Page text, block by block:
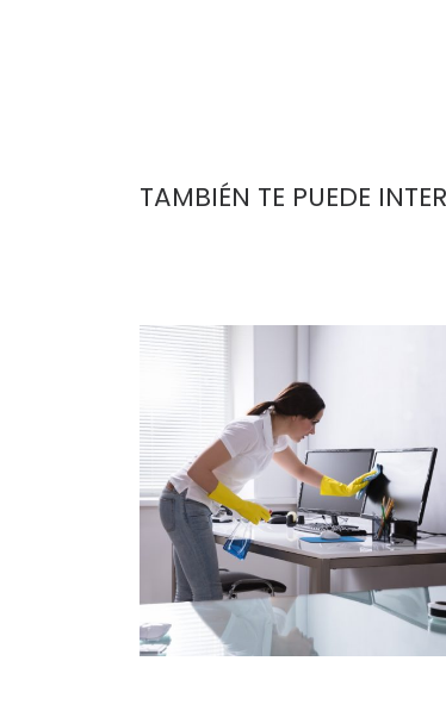
TAMBIÉN TE PUEDE